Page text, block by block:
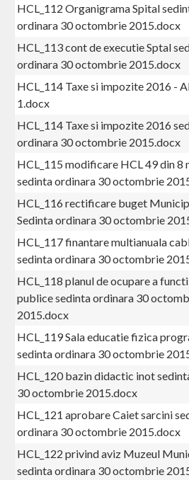
HCL_112 Organigrama Spital
ordinara 30 octombrie 2015.docx
HCL_113 cont de executie Sptal
ordinara 30 octombrie 2015.docx
HCL_114 Taxe si impozite 2016 -
1.docx
HCL_114 Taxe si impozite 2016
ordinara 30 octombrie 2015.docx
HCL_115 modificare HCL 49 din 8
sedinta ordinara 30 octombrie
HCL_116 rectificare buget
Sedinta ordinara 30 octombrie
HCL_117 finantare multianuala
sedinta ordinara 30 octombrie
HCL_118 planul de ocupare a
publice sedinta ordinara 30
2015.docx
HCL_119 Sala educatie fizica
sedinta ordinara 30 octombrie
HCL_120 bazin didactic inot
30 octombrie 2015.docx
HCL_121 aprobare Caiet sarcini
ordinara 30 octombrie 2015.docx
HCL_122 privind aviz Muzeul
sedinta ordinara 30 octombrie